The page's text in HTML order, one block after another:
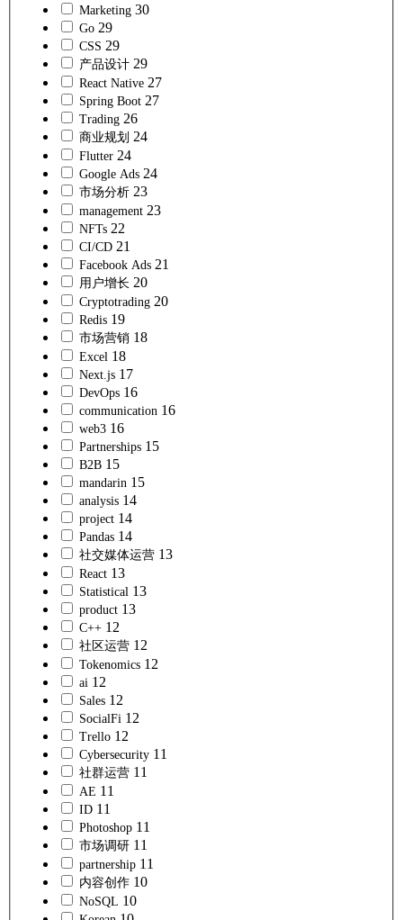
Marketing 30
Go 29
CSS 29
产品设计 29
React Native 27
Spring Boot 27
Trading 26
商业规划 24
Flutter 24
Google Ads 24
市场分析 23
management 23
NFTs 22
CI/CD 21
Facebook Ads 21
用户增长 20
Cryptotrading 20
Redis 19
市场营销 18
Excel 18
Next.js 17
DevOps 16
communication 16
web3 16
Partnerships 15
B2B 15
mandarin 15
analysis 14
project 14
Pandas 14
社交媒体运营 13
React 13
Statistical 13
product 13
C++ 12
社区运营 12
Tokenomics 12
ai 12
Sales 12
SocialFi 12
Trello 12
Cybersecurity 11
社群运营 11
AE 11
ID 11
Photoshop 11
市场调研 11
partnership 11
内容创作 10
NoSQL 10